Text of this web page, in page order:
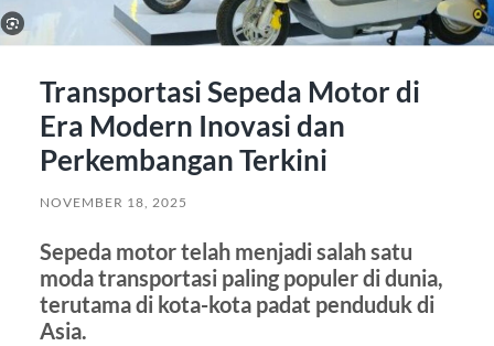
Transportasi Sepeda Motor di
Era Modern Inovasi dan
Perkembangan Terkini
NOVEMBER 18, 2025
Sepeda motor telah menjadi salah satu
moda transportasi paling populer di dunia,
terutama di kota-kota padat penduduk di
Asia.